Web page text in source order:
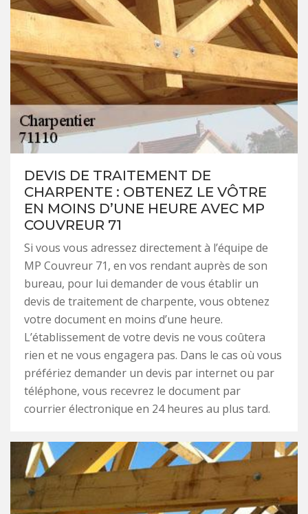
DEVIS DE TRAITEMENT DE
CHARPENTE : OBTENEZ LE VÔTRE
EN MOINS D’UNE HEURE AVEC MP
COUVREUR 71
Si vous vous adressez directement à l’équipe de
MP Couvreur 71, en vos rendant auprès de son
bureau, pour lui demander de vous établir un
devis de traitement de charpente, vous obtenez
votre document en moins d’une heure.
L’établissement de votre devis ne vous coûtera
rien et ne vous engagera pas. Dans le cas où vous
préfériez demander un devis par internet ou par
téléphone, vous recevrez le document par
courrier électronique en 24 heures au plus tard.